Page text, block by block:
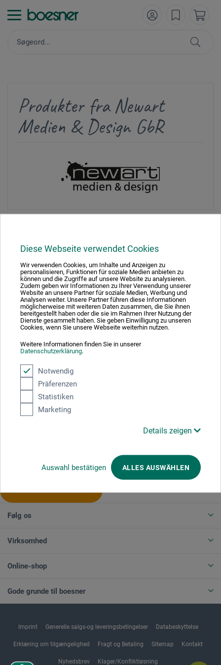
Diese Webseite verwendet Cookies
Wir verwenden Cookies, um Inhalte und Anzeigen zu
personalisieren, Funktionen für soziale Medien anbieten zu
können und die Zugriffe auf unsere Website zu analysieren.
Zudem geben wir Informationen zu Ihrer Verwendung unserer
Website an unsere Partner für soziale Medien, Werbung und
Analysen weiter. Unsere Partner führen diese Informationen
möglicherweise mit weiteren Daten zusammen, die Sie ihnen
bereitgestellt haben oder die sie im Rahmen Ihrer Nutzung der
Dienste gesammelt haben. Sie geben Einwilligung zu unseren
Cookies, wenn Sie unsere Webseite weiterhin nutzen.
Weitere Informationen finden Sie in unserer
Datenschutzerklärung.
Notwendig
Präferenzen
Statistiken
Marketing
Details zeigen
Auswahl bestätigen ALLES AUSWÄHLEN
Produkter fra Newart
Medien & Design GbR
1
Absolut sikker
Betalingsmetoder
ANNULLER BESTILLING
Følg os
Virksomhed
Online-shop
Gode grunde til boesner
Imprint Generelle salgs-og leveringsbetingelser Databeskyttelse
Erklæring om tilgængelighed Fragt og Betaling Sitemap Kontakt
Nyhedsbrev Klager/Konfliktløsning